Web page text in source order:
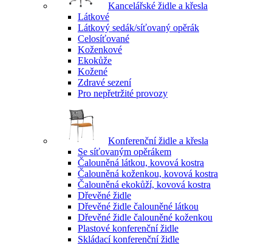
Kancelářské židle a křesla
Látkové
Látkový sedák/síťovaný opěrák
Celosíťované
Koženkové
Ekokůže
Kožené
Zdravé sezení
Pro nepřetržité provozy
Konferenční židle a křesla
Se síťovaným opěrákem
Čalouněná látkou, kovová kostra
Čalouněná koženkou, kovová kostra
Čalouněná ekokůží, kovová kostra
Dřevěné židle
Dřevěné židle čalouněné látkou
Dřevěné židle čalouněné koženkou
Plastové konferenční židle
Skládací konferenční židle